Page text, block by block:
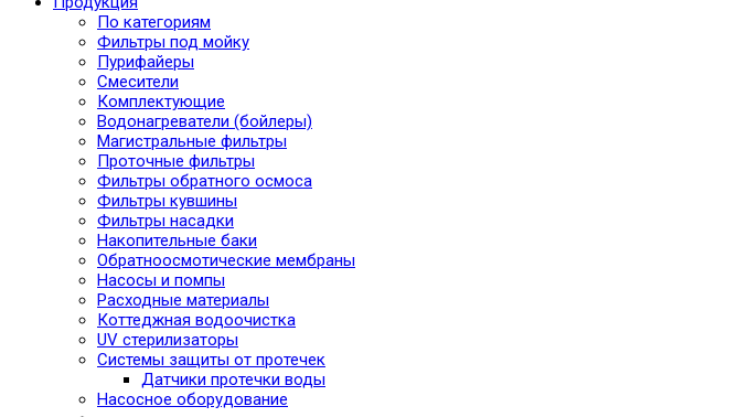
По категориям
Фильтры под мойку
Пурифайеры
Смесители
Комплектующие
Водонагреватели (бойлеры)
Магистральные фильтры
Проточные фильтры
Фильтры обратного осмоса
Фильтры кувшины
Фильтры насадки
Накопительные баки
Обратноосмотические мембраны
Насосы и помпы
Расходные материалы
Коттеджная водоочистка
UV стерилизаторы
Системы защиты от протечек
Датчики протечки воды
Насосное оборудование